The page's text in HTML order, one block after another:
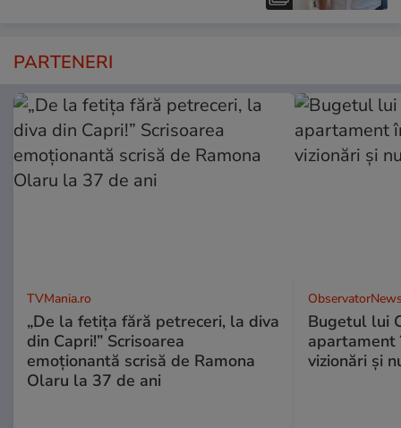
PARTENERI
TVMania.ro
„De la fetița fără petreceri, la diva
din Capri!” Scrisoarea
emoționantă scrisă de Ramona
Olaru la 37 de ani
Bugetul lui
apartament
vizionări şi